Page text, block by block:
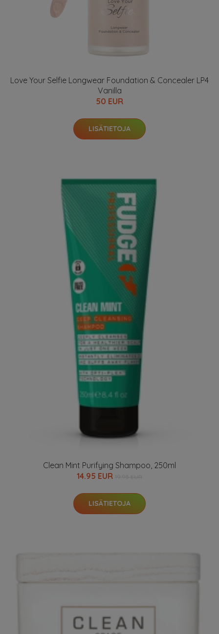
Love Your Selfie Longwear Foundation & Concealer LP4
Vanilla
50 EUR
LISÄTIETOJA
Clean Mint Purifying Shampoo, 250ml
14.95 EUR
LISÄTIETOJA